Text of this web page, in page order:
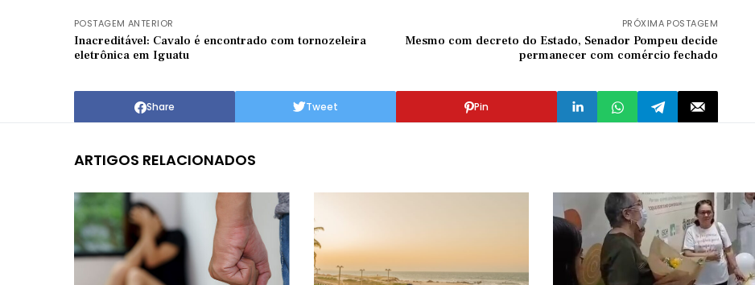
POSTAGEM ANTERIOR
Inacreditável: Cavalo é encontrado com tornozeleira
eletrônica em Iguatu
PRÓXIMA POSTAGEM
Mesmo com decreto do Estado, Senador Pompeu decide
permanecer com comércio fechado
Share Tweet Pin
ARTIGOS RELACIONADOS